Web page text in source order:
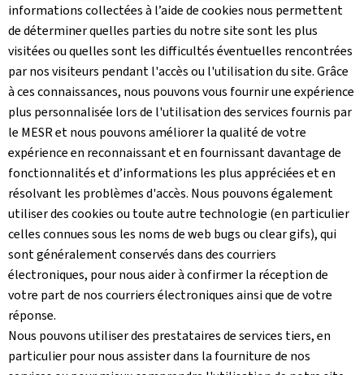
informations collectées à l’aide de cookies nous permettent
de déterminer quelles parties du notre site sont les plus
visitées ou quelles sont les difficultés éventuelles rencontrées
par nos visiteurs pendant l'accès ou l'utilisation du site. Grâce
à ces connaissances, nous pouvons vous fournir une expérience
plus personnalisée lors de l'utilisation des services fournis par
le MESR et nous pouvons améliorer la qualité de votre
expérience en reconnaissant et en fournissant davantage de
fonctionnalités et d’informations les plus appréciées et en
résolvant les problèmes d'accès. Nous pouvons également
utiliser des cookies ou toute autre technologie (en particulier
celles connues sous les noms de web bugs ou clear gifs), qui
sont généralement conservés dans des courriers
électroniques, pour nous aider à confirmer la réception de
votre part de nos courriers électroniques ainsi que de votre
réponse.
Nous pouvons utiliser des prestataires de services tiers, en
particulier pour nous assister dans la fourniture de nos